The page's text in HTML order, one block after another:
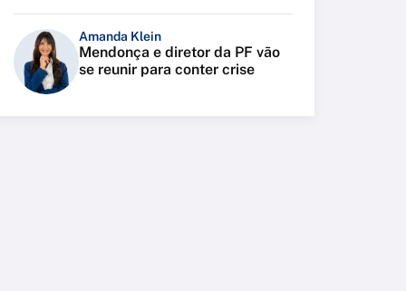
Amanda Klein
Mendonça e diretor da PF vão
se reunir para conter crise